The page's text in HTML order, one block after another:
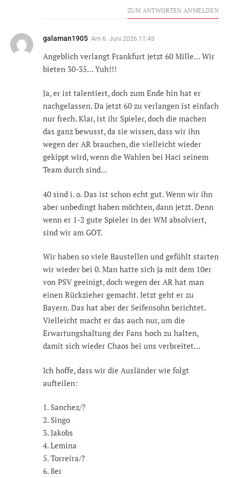
ZUM ANTWORTEN ANMELDEN
galaman1905 Am 6. Juni 2026 11:43
Angeblich verlangt Frankfurt jetzt 60 Mille… Wir
bieten 30-35… Yuh!!!
Ja, er ist talentiert, doch zum Ende hin hat er
nachgelassen. Da jetzt 60 zu verlangen ist einfach
nur frech. Klar, ist ihr Spieler, doch die machen
das ganz bewusst, da sie wissen, dass wir ihn
wegen der AR brauchen, die vielleicht wieder
gekippt wird, wenn die Wahlen bei Haci seinem
Team durch sind…
40 sind i. o. Das ist schon echt gut. Wenn wir ihn
aber unbedingt haben möchten, dann jetzt. Denn
wenn er 1-2 gute Spieler in der WM absolviert,
sind wir am GÖT.
Wir haben so viele Baustellen und gefühlt starten
wir wieder bei 0. Man hatte sich ja mit dem 10er
von PSV geeinigt, doch wegen der AR hat man
einen Rückzieher gemacht. Jetzt geht er zu
Bayern. Das hat aber der Seifensohn berichtet.
Vielleicht macht er das auch nur, um die
Erwartungshaltung der Fans hoch zu halten,
damit sich wieder Chaos bei uns verbreitet…
Ich hoffe, dass wir die Ausländer wie folgt
aufteilen:
1. Sanchez/?
2. Singo
3. Jakobs
4. Lemina
5. Torreira/?
6. 8er